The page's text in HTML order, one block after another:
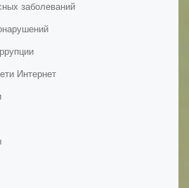
детей и взрослых
заболеваний
Интернет